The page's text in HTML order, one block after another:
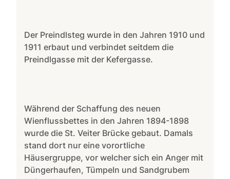
Der Preindlsteg wurde in den Jahren 1910 und
1911 erbaut und verbindet seitdem die
Preindlgasse mit der Kefergasse.
Während der Schaffung des neuen
Wienflussbettes in den Jahren 1894-1898
wurde die St. Veiter Brücke gebaut. Damals
stand dort nur eine vorortliche
Häusergruppe, vor welcher sich ein Anger mit
Düngerhaufen, Tümpeln und Sandgrubem